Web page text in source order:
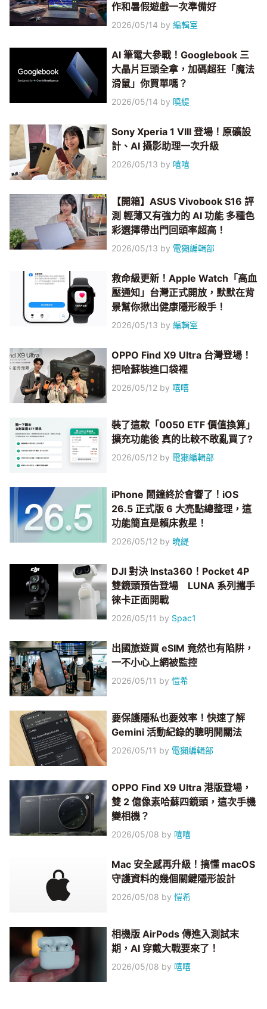
作和暑假遊戲一次準備好
2026/05/14 by編輯室
AI 筆電大參戰！Googlebook 三
大晶片巨頭全拿，加碼超狂「魔法
滑鼠」你買單嗎？
2026/05/14 by 曉緹
Sony Xperia 1 VIII 登場！原礦設
計、AI 攝影助理一次升級
2026/05/13 by 嘻嘻
【開箱】ASUS Vivobook S16 評
測 輕薄又有強力的 AI 功能 多種色
彩選擇帶出門回頭率超高！
2026/05/13 by 電獺編輯部
救命級更新！Apple Watch「高血
壓通知」台灣正式開放，默默在背
景幫你揪出健康隱形殺手！
2026/05/13 by編輯室
OPPO Find X9 Ultra 台灣登場！
把哈蘇裝進口袋裡
2026/05/12 by 嘻嘻
裝了這款「0050 ETF 價值換算」
擴充功能後 真的比較不敢亂買了?
2026/05/12 by 電獺編輯部
iPhone 鬧鐘終於會響了！iOS
26.5 正式版 6 大亮點總整理，這
功能簡直是賴床救星！
2026/05/12 by 曉緹
DJI 對決 Insta360！Pocket 4P
雙鏡頭預告登場 LUNA 系列攜手
徠卡正面開戰
2026/05/11 by Spac1
出國旅遊買 eSIM 竟然也有陷阱，
一不小心上網被監控
2026/05/11 by愷希
要保護隱私也要效率！快速了解
Gemini 活動紀錄的聰明開關法
2026/05/11 by 電獺編輯部
OPPO Find X9 Ultra 港版登場，
雙 2 億像素哈蘇四鏡頭，這次手機
變相機？
2026/05/08 by 嘻嘻
Mac 安全感再升級！搞懂 macOS
守護資料的幾個關鍵隱形設計
2026/05/08 by愷希
相機版 AirPods 傳進入測試末
期，AI 穿戴大戰要來了！
2026/05/08 by 嘻嘻